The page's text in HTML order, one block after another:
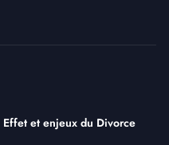
Effet et enjeux du Divorce